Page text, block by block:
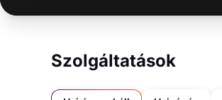
Szolgáltatások